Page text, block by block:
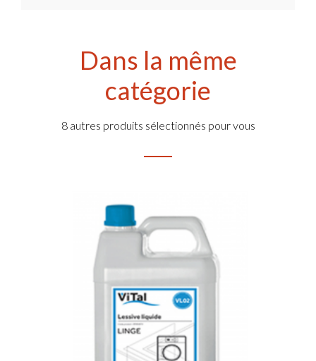
Dans la même
catégorie
8 autres produits sélectionnés pour vous